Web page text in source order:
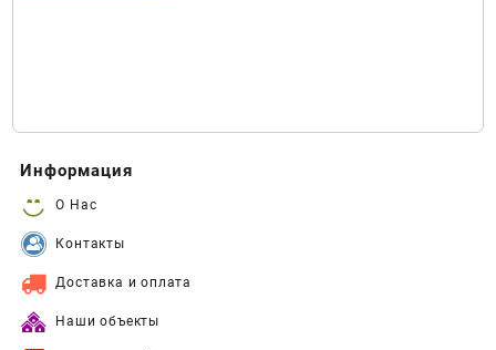
Информация
О Нас
Контакты
Доставка и оплата
Наши объекты